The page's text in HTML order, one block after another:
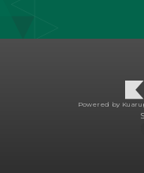
Powered by